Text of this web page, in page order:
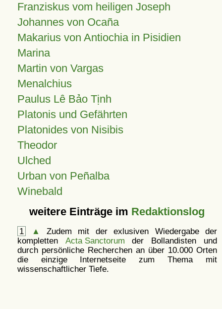
Franziskus vom heiligen Joseph
Johannes von Ocaña
Makarius von Antiochia in Pisidien
Marina
Martin von Vargas
Menalchius
Paulus Lê Bảo Tịnh
Platonis und Gefährten
Platonides von Nisibis
Theodor
Ulched
Urban von Peñalba
Winebald
weitere Einträge im Redaktionslog
1 ▲
Zudem mit der exlusiven Wiedergabe der
kompletten Acta Sanctorum der Bollandisten und
durch persönliche Recherchen an über 10.000 Orten
die einzige Internetseite zum Thema mit
wissenschaftlicher Tiefe.